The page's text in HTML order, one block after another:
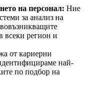
на персонал: Ние
за анализ на
всеки регион и
от кариерни
най-
по подбор на